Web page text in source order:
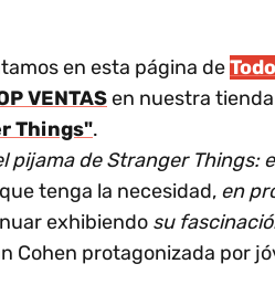
en esta página de
VENTASen nuestra
Things".
pijama de Stranger Things:
tenga la necesidad, en
exhibiendo su
Cohen protagonizada por